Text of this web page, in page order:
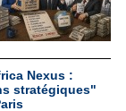
Nexus :
stratégiques"